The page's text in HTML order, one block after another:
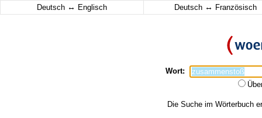
Deutsch ↔ Englisch Deutsch ↔ Französisch
Wort:
Die Suche im Wörterbuch